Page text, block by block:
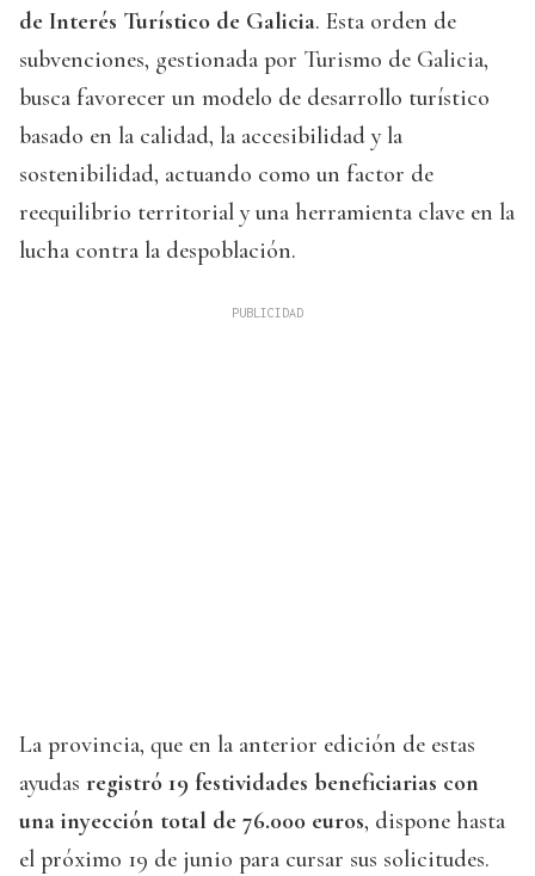
de Interés Turístico de Galicia. Esta orden de
subvenciones, gestionada por Turismo de Galicia,
busca favorecer un modelo de desarrollo turístico
basado en la calidad, la accesibilidad y la
sostenibilidad, actuando como un factor de
reequilibrio territorial y una herramienta clave en la
lucha contra la despoblación.
La provincia, que en la anterior edición de estas
ayudas registró 19 festividades beneficiarias con
una inyección total de 76.000 euros, dispone hasta
el próximo 19 de junio para cursar sus solicitudes.